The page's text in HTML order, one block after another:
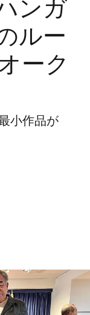
ンガ
ルー
ーク
小作品が